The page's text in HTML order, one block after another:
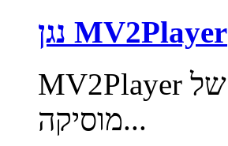
נגן MV2Player
MV2Player נגן קטן וקומפקטי התומך בפורמטים רבים של
מוסיקה...